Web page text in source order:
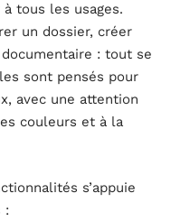
à tous les usages.
un dossier, créer
: tout se
sont pensés pour
avec une attention
couleurs et à la
s’appuie
: